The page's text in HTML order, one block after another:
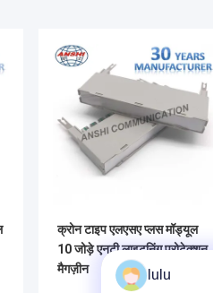
क्रोन टाइप एलएसए प्लस मॉड्यूल
10 जोड़े एनटी लाइटनिंग प्रोटेक्शन
मैगज़ीन
lulu